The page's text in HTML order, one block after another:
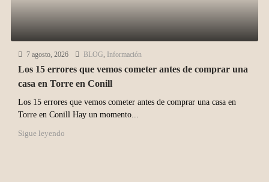
7 agosto, 2026 BLOG Información
Los 15 errores que vemos cometer antes de comprar una
casa en Torre en Conill
Los 15 errores que vemos cometer antes de comprar una casa en
Torre en Conill Hay un momento...
Sigue leyendo